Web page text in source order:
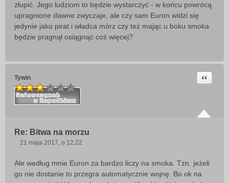
złupić. Jego ludziom to będzie wystarczyć - w końcu powrócą
upragnione dawne zwyczaje, ale czy sam Euron widzi się
jedynie jako pirat i władca mórz czy też mając u boku smoka
będzie pragnął osiągnąć coś więcej?
Tywin
Re: Bitwa na morzu
Cytuj
s
t
21 maja 2017, o 12:22
Ale według mnie Euron za bardzo liczy na smoka. Tzn. jeżeli
go nie dostanie to przegra automatycznie wojnę. Bo ok na